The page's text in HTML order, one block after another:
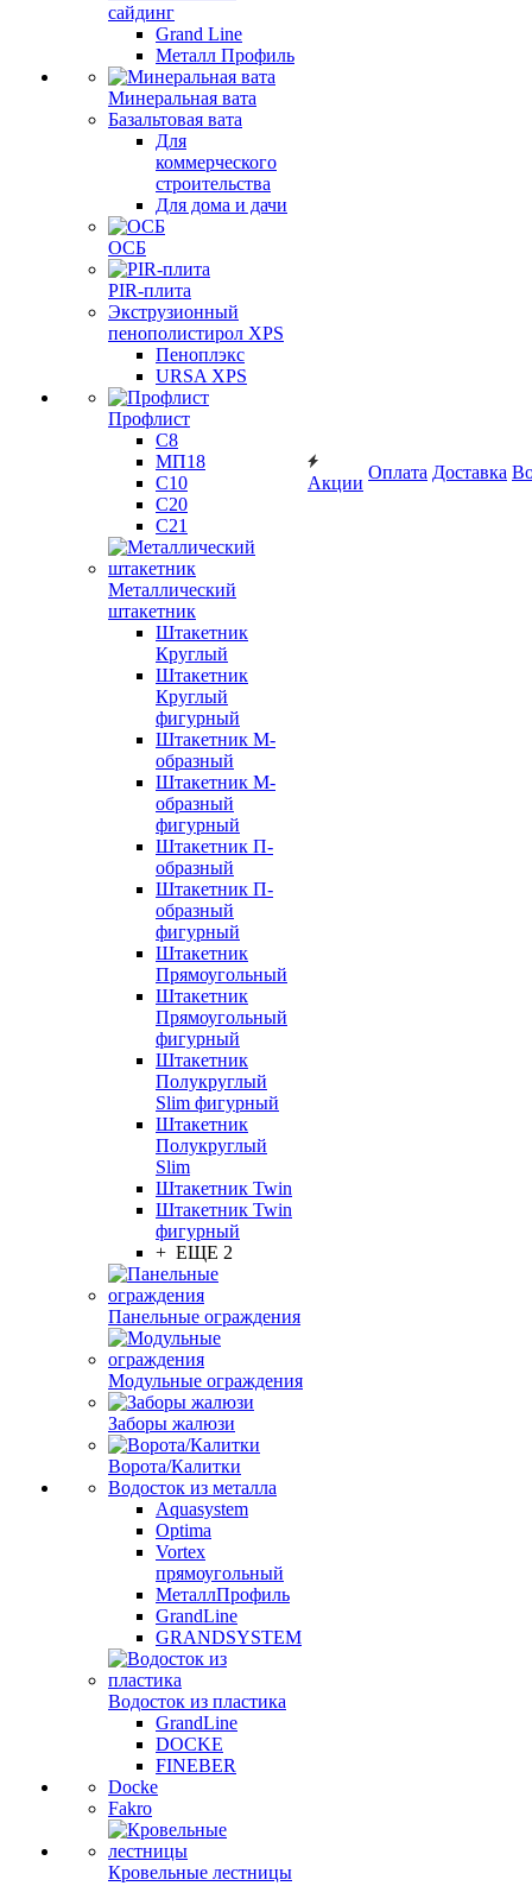
сайдинг
Grand Line
Металл Профиль
Минеральная вата
Базальтовая вата
Для
коммерческого
строительства
Для дома и дачи
ОСБ
PIR-плита
Экструзионный
пенополистирол XPS
Пеноплэкс
URSA XPS
Профлист
С8
МП18
С10
С20
С21
Металлический
штакетник
Штакетник
Круглый
Штакетник
Круглый
фигурный
Штакетник М-
образный
Штакетник М-
образный
фигурный
Штакетник П-
образный
Штакетник П-
образный
фигурный
Штакетник
Прямоугольный
Штакетник
Прямоугольный
фигурный
Штакетник
Полукруглый
Slim фигурный
Штакетник
Полукруглый
Slim
Штакетник Twin
Штакетник Twin
фигурный
+ ЕЩЕ 2
Панельные ограждения
Модульные ограждения
Заборы жалюзи
Ворота/Калитки
Водосток из металла
Aquasystem
Optima
Vortex
прямоугольный
МеталлПрофиль
GrandLine
GRANDSYSTEM
Водосток из пластика
GrandLine
DOCKE
FINEBER
Docke
Fakro
Кровельные лестницы
Акции
Оплата Доставка